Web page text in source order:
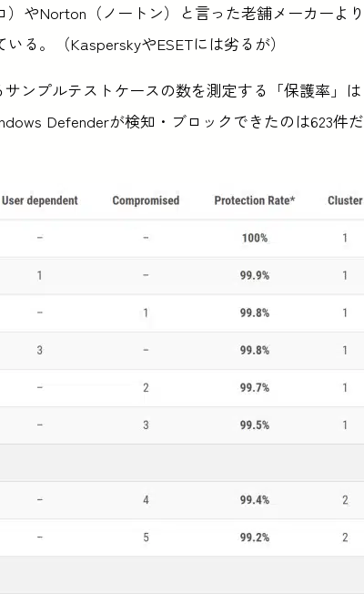
やNorton（ノートン）と言った老舗メーカーより
る。（KasperskyやESETには劣るが）
ンプルテストケースの数を測定する「保護率」は
Defenderが検知・ブロックできたのは623件だ